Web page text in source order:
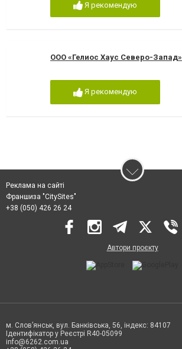
Я рекомендую
ООО «Гелиос Хаус Северо-Запад»
Я рекомендую
Реклама на сайті
Франшиза "CitySites"
+38 (050) 426 26 24
Автори проєкту
м. Слов’янськ, вул. Банківська, 56, індекс: 84107
Ідентифікатор у Реєстрі R40-05099
info@6262.com.ua